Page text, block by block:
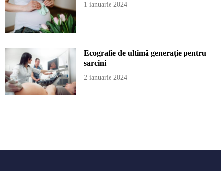
1 ianuarie 2024
Ecografie de ultimă generație pentru
sarcini
2 ianuarie 2024